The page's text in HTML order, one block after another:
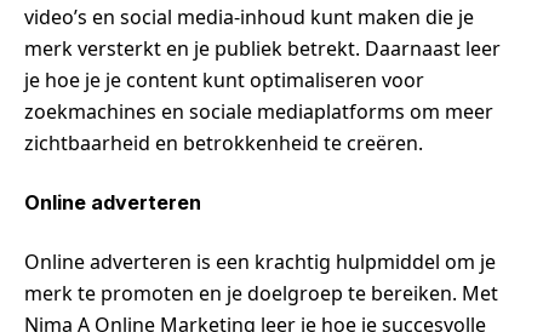
video’s en social media-inhoud kunt maken die je
merk versterkt en je publiek betrekt. Daarnaast leer
je hoe je je content kunt optimaliseren voor
zoekmachines en sociale mediaplatforms om meer
zichtbaarheid en betrokkenheid te creëren.
Online adverteren
Online adverteren is een krachtig hulpmiddel om je
merk te promoten en je doelgroep te bereiken. Met
Nima A Online Marketing leer je hoe je succesvolle